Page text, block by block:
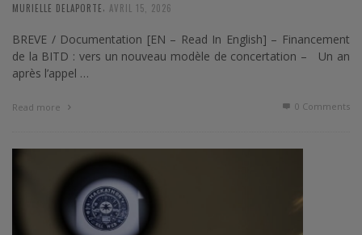
MURIELLE DELAPORTE AVRIL 15, 2026
BREVE / Documentation [EN – Read In English] – Financement
de la BITD : vers un nouveau modèle de concertation – Un an
après l’appel …
Read more 0 Comments